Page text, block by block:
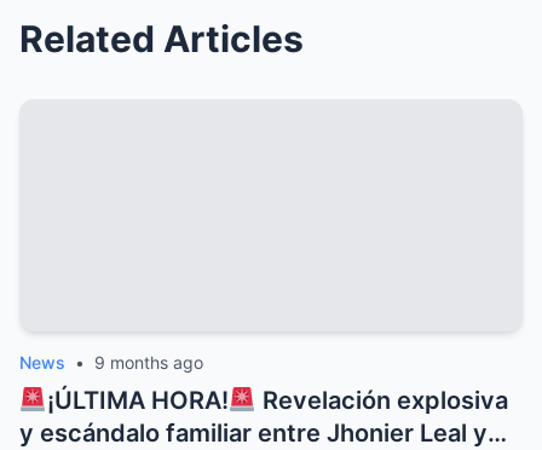
Related Articles
News • 9 months ago
¡ÚLTIMA HORA!
Revelación explosiva
y escándalo familiar entre Jhonier Leal y